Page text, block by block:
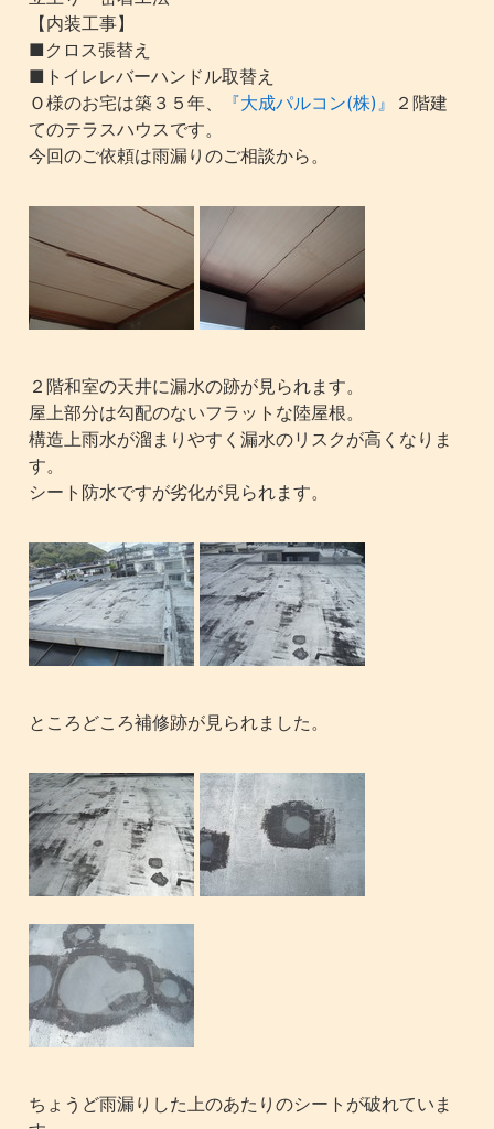
【内装工事】
■クロス張替え
■トイレレバーハンドル取替え
Ｏ様のお宅は築３５年、
『大成パルコン(株)』
２階建
てのテラスハウスです。
今回のご依頼は雨漏りのご相談から。
２階和室の天井に漏水の跡が見られます。
屋上部分は勾配のないフラットな陸屋根。
構造上雨水が溜まりやすく漏水のリスクが高くなりま
す。
シート防水ですが劣化が見られます。
ところどころ補修跡が見られました。
ちょうど雨漏りした上のあたりのシートが破れていま